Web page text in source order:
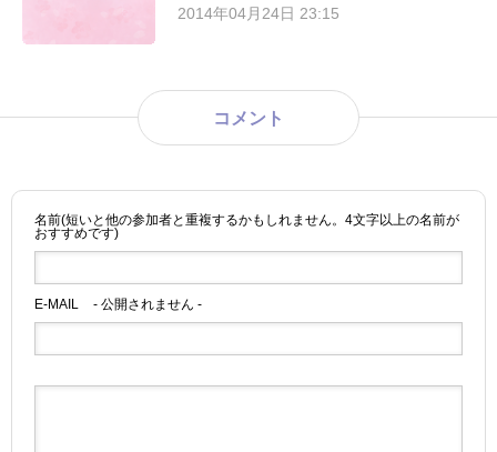
2014年04月24日 23:15
コメント
名前(短いと他の参加者と重複するかもしれません。4文字以上の名前が
おすすめです)
E-MAIL - 公開されません -